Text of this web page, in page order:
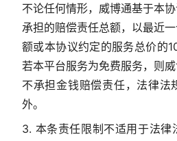
不论任何情形，威博通基于本
承担的赔偿责任总额，以最近
额或本协议约定的服务总价的
若本平台服务为免费服务，则
不承担金钱赔偿责任，法律法
外。
3. 本条责任限制不适用于法律